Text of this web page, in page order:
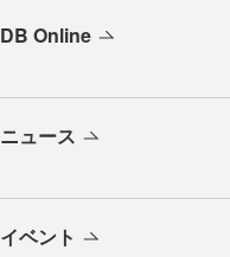
DB Online
ニュース
イベント